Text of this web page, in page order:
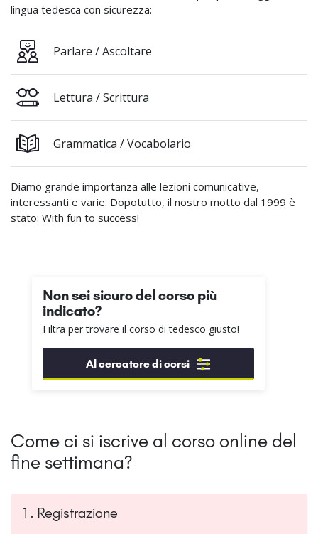
lingua tedesca con sicurezza:
Parlare / Ascoltare
Lettura / Scrittura
Grammatica / Vocabolario
Diamo grande importanza alle lezioni comunicative,
interessanti e varie. Dopotutto, il nostro motto dal 1999 è
stato: With fun to success!
Non sei sicuro del corso più
indicato?
Filtra per trovare il corso di tedesco giusto!
Al cercatore di corsi
Come ci si iscrive al corso online del
fine settimana?
1. Registrazione